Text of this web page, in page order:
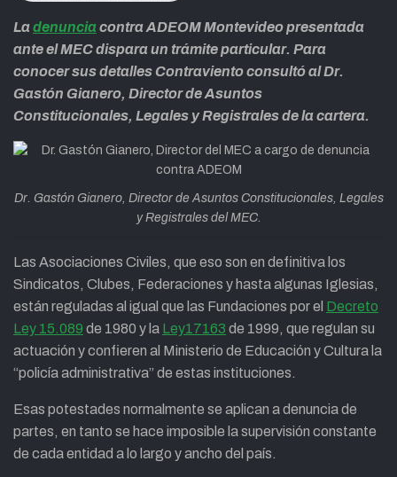
Ladenunciacontra ADEOM Montevideo presentada
ante el MEC dispara un trámite particular. Para
conocer sus detalles Contraviento consultó al Dr.
Gastón Gianero, Director de Asuntos
Constitucionales, Legales y Registrales de la cartera.
Dr. Gastón Gianero, Director de Asuntos Constitucionales, Legales
y Registrales del MEC.
Las Asociaciones Civiles, que eso son en definitiva los
Sindicatos, Clubes, Federaciones y hasta algunas Iglesias,
están reguladas al igual que las Fundaciones por el Decreto
Ley 15.089 de 1980 y la Ley17163 de 1999, que regulan su
actuación y confieren al Ministerio de Educación y Cultura la
“policía administrativa” de estas instituciones.
Esas potestades normalmente se aplican a denuncia de
partes, en tanto se hace imposible la supervisión constante
de cada entidad a lo largo y ancho del país.